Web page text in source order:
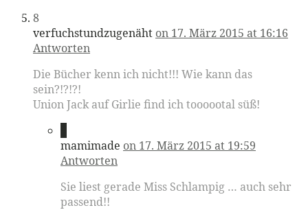
8
verfuchstundzugenäht on 17. März 2015 at 16:16
Antworten
Die Bücher kenn ich nicht!!! Wie kann das
sein?!?!?!
Union Jack auf Girlie find ich toooootal süß!
mamimade on 17. März 2015 at 19:59
Antworten
Sie liest gerade Miss Schlampig … auch sehr
passend!!